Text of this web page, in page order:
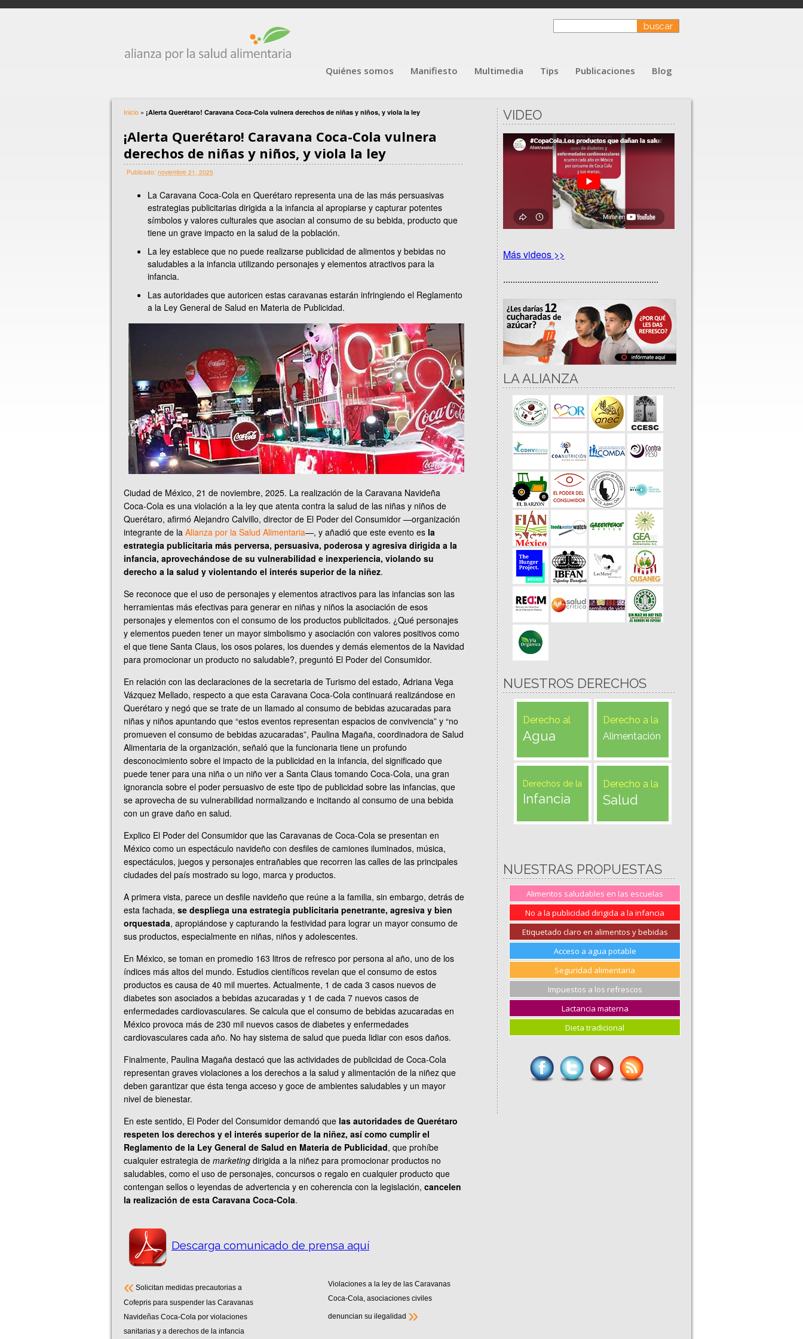
Quiénes somos Manifiesto Multimedia Tips Publicaciones Blog
Inicio » ¡Alerta Querétaro! Caravana Coca-Cola vulnera derechos de niñas y niños, y viola la ley
¡Alerta Querétaro! Caravana Coca-Cola vulnera
derechos de niñas y niños, y viola la ley
Publicado: noviembre 21, 2025
La Caravana Coca-Cola en Querétaro representa una de las más persuasivas
estrategias publicitarias dirigida a la infancia al apropiarse y capturar potentes
símbolos y valores culturales que asocian al consumo de su bebida, producto que
tiene un grave impacto en la salud de la población.
La ley establece que no puede realizarse publicidad de alimentos y bebidas no
saludables a la infancia utilizando personajes y elementos atractivos para la
infancia.
Las autoridades que autoricen estas caravanas estarán infringiendo el Reglamento
a la Ley General de Salud en Materia de Publicidad.
Ciudad de México, 21 de noviembre, 2025. La realización de la Caravana Navideña
Coca-Cola es una violación a la ley que atenta contra la salud de las niñas y niños de
Querétaro, afirmó Alejandro Calvillo, director de El Poder del Consumidor —organización
integrante de la Alianza por la Salud Alimentaria—, y añadió que este evento es la
estrategia publicitaria más perversa, persuasiva, poderosa y agresiva dirigida a la
infancia, aprovechándose de su vulnerabilidad e inexperiencia, violando su
derecho a la salud y violentando el interés superior de la niñez.
Se reconoce que el uso de personajes y elementos atractivos para las infancias son las
herramientas más efectivas para generar en niñas y niños la asociación de esos
personajes y elementos con el consumo de los productos publicitados. ¿Qué personajes
y elementos pueden tener un mayor simbolismo y asociación con valores positivos como
el que tiene Santa Claus, los osos polares, los duendes y demás elementos de la Navidad
para promocionar un producto no saludable?, preguntó El Poder del Consumidor.
En relación con las declaraciones de la secretaria de Turismo del estado, Adriana Vega
Vázquez Mellado, respecto a que esta Caravana Coca-Cola continuará realizándose en
Querétaro y negó que se trate de un llamado al consumo de bebidas azucaradas para
niñas y niños apuntando que “estos eventos representan espacios de convivencia” y “no
promueven el consumo de bebidas azucaradas”, Paulina Magaña, coordinadora de Salud
Alimentaria de la organización, señaló que la funcionaria tiene un profundo
desconocimiento sobre el impacto de la publicidad en la infancia, del significado que
puede tener para una niña o un niño ver a Santa Claus tomando Coca-Cola, una gran
ignorancia sobre el poder persuasivo de este tipo de publicidad sobre las infancias, que
se aprovecha de su vulnerabilidad normalizando e incitando al consumo de una bebida
con un grave daño en salud.
Explico El Poder del Consumidor que las Caravanas de Coca-Cola se presentan en
México como un espectáculo navideño con desfiles de camiones iluminados, música,
espectáculos, juegos y personajes entrañables que recorren las calles de las principales
ciudades del país mostrado su logo, marca y productos.
A primera vista, parece un desfile navideño que reúne a la familia, sin embargo, detrás de
esta fachada, se despliega una estrategia publicitaria penetrante, agresiva y bien
orquestada, apropiándose y capturando la festividad para lograr un mayor consumo de
sus productos, especialmente en niñas, niños y adolescentes.
En México, se toman en promedio 163 litros de refresco por persona al año, uno de los
índices más altos del mundo. Estudios científicos revelan que el consumo de estos
productos es causa de 40 mil muertes. Actualmente, 1 de cada 3 casos nuevos de
diabetes son asociados a bebidas azucaradas y 1 de cada 7 nuevos casos de
enfermedades cardiovasculares. Se calcula que el consumo de bebidas azucaradas en
México provoca más de 230 mil nuevos casos de diabetes y enfermedades
cardiovasculares cada año. No hay sistema de salud que pueda lidiar con esos daños.
Finalmente, Paulina Magaña destacó que las actividades de publicidad de Coca-Cola
representan graves violaciones a los derechos a la salud y alimentación de la niñez que
deben garantizar que ésta tenga acceso y goce de ambientes saludables y un mayor
nivel de bienestar.
En este sentido, El Poder del Consumidor demandó que las autoridades de Querétaro
respeten los derechos y el interés superior de la niñez, así como cumplir el
Reglamento de la Ley General de Salud en Materia de Publicidad, que prohíbe
cualquier estrategia de marketing dirigida a la niñez para promocionar productos no
saludables, como el uso de personajes, concursos o regalo en cualquier producto que
contengan sellos o leyendas de advertencia y en coherencia con la legislación, cancelen
la realización de esta Caravana Coca-Cola.
Descarga comunicado de prensa aquí
Violaciones a la ley de las Caravanas
Coca-Cola, asociaciones civiles
denuncian su ilegalidad »
« Solicitan medidas precautorias a
Cofepris para suspender las Caravanas
Navideñas Coca-Cola por violaciones
sanitarias y a derechos de la infancia
VIDEO
Más videos >>
.................................................................
LA ALIANZA
NUESTROS DERECHOS
Derecho al
Agua
Derecho a la
Alimentación
Derechos de la
Infancia
Derecho a la
Salud
NUESTRAS PROPUESTAS
Alimentos saludables en las escuelas
No a la publicidad dirigida a la infancia
Etiquetado claro en alimentos y bebidas
Acceso a agua potable
Seguridad alimentaria
Impuestos a los refrescos
Lactancia materna
Dieta tradicional